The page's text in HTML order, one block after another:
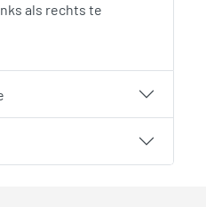
als rechts te